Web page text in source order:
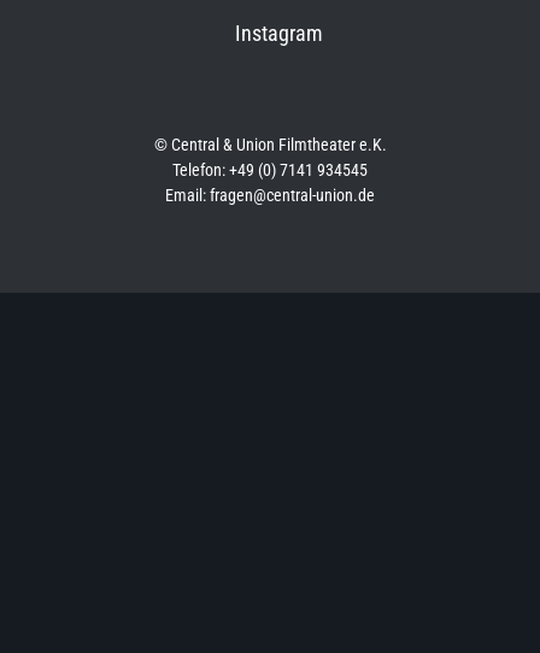
Instagram
© Central & Union Filmtheater e.K.
Telefon: +49 (0) 7141 934545
Email: fragen@central-union.de